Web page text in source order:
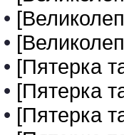
•
•
• [Пятерка
• [Пятерка
• [Пятерка